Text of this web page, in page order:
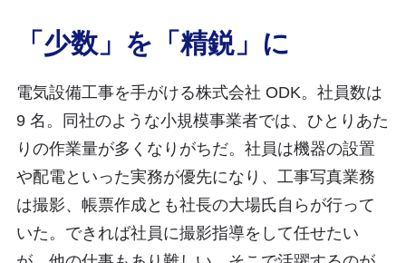
「少数」を「精鋭」に
電気設備工事を手がける株式会社 ODK。社員数は
9 名。同社のような小規模事業者では、ひとりあた
りの作業量が多くなりがちだ。社員は機器の設置
や配電といった実務が優先になり、工事写真業務
は撮影、帳票作成とも社長の大場氏自らが行って
いた。できれば社員に撮影指導をして任せたい